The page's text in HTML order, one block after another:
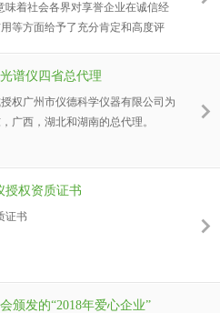
味着社会各界对享誉企业在诚信经
等方面给予了充分肯定和高度评
谱仪四省总代理
权广州市仪德科学仪器有限公司为
广西，湖北和湖南的总代理。
授权资质证书
证书
颁发的“2018年爱心企业”